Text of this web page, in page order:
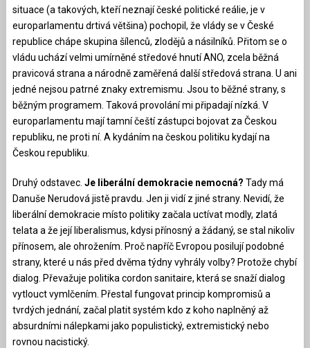
situace (a takových, kteří neznají české politické reálie, je v
europarlamentu drtivá většina) pochopil, že vlády se v České
republice chápe skupina šílenců, zlodějů a násilníků. Přitom se o
vládu uchází velmi umírněné středové hnutí ANO, zcela běžná
pravicová strana a národně zaměřená další středová strana. U ani
jedné nejsou patrné znaky extremismu. Jsou to běžné strany, s
běžným programem. Taková provolání mi připadají nízká. V
europarlamentu mají tamní čeští zástupci bojovat za Českou
republiku, ne proti ní. A kydáním na českou politiku kydají na
Českou republiku.
Druhý odstavec. Je liberální demokracie nemocná? Tady má
Danuše Nerudová jistě pravdu. Jen ji vidí z jiné strany. Nevidí, že
liberální demokracie místo politiky začala uctívat modly, zlatá
telata a že její liberalismus, kdysi přínosný a žádaný, se stal nikoliv
přínosem, ale ohrožením. Proč napříč Evropou posilují podobné
strany, které u nás před dvěma týdny vyhrály volby? Protože chybí
dialog. Převažuje politika cordon sanitaire, která se snaží dialog
vytlouct vymlčením. Přestal fungovat princip kompromisů a
tvrdých jednání, začal platit systém kdo z koho naplněný až
absurdními nálepkami jako populistický, extremistický nebo
rovnou nacistický.